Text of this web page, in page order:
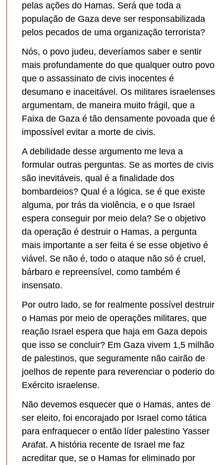
pelas ações do Hamas. Será que toda a
população de Gaza deve ser responsabilizada
pelos pecados de uma organização terrorista?
Nós, o povo judeu, deveríamos saber e sentir
mais profundamente do que qualquer outro povo
que o assassinato de civis inocentes é
desumano e inaceitável. Os militares israelenses
argumentam, de maneira muito frágil, que a
Faixa de Gaza é tão densamente povoada que é
impossível evitar a morte de civis.
A debilidade desse argumento me leva a
formular outras perguntas. Se as mortes de civis
são inevitáveis, qual é a finalidade dos
bombardeios? Qual é a lógica, se é que existe
alguma, por trás da violência, e o que Israel
espera conseguir por meio dela? Se o objetivo
da operação é destruir o Hamas, a pergunta
mais importante a ser feita é se esse objetivo é
viável. Se não é, todo o ataque não só é cruel,
bárbaro e repreensível, como também é
insensato.
Por outro lado, se for realmente possível destruir
o Hamas por meio de operações militares, que
reação Israel espera que haja em Gaza depois
que isso se concluir? Em Gaza vivem 1,5 milhão
de palestinos, que seguramente não cairão de
joelhos de repente para reverenciar o poderio do
Exército israelense.
Não devemos esquecer que o Hamas, antes de
ser eleito, foi encorajado por Israel como tática
para enfraquecer o então líder palestino Yasser
Arafat. A história recente de Israel me faz
acreditar que, se o Hamas for eliminado por